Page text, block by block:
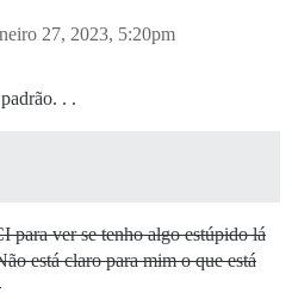
27, 2023, 5:20pm
. .
para ver se tenho algo estúpido lá
está claro para mim o que está